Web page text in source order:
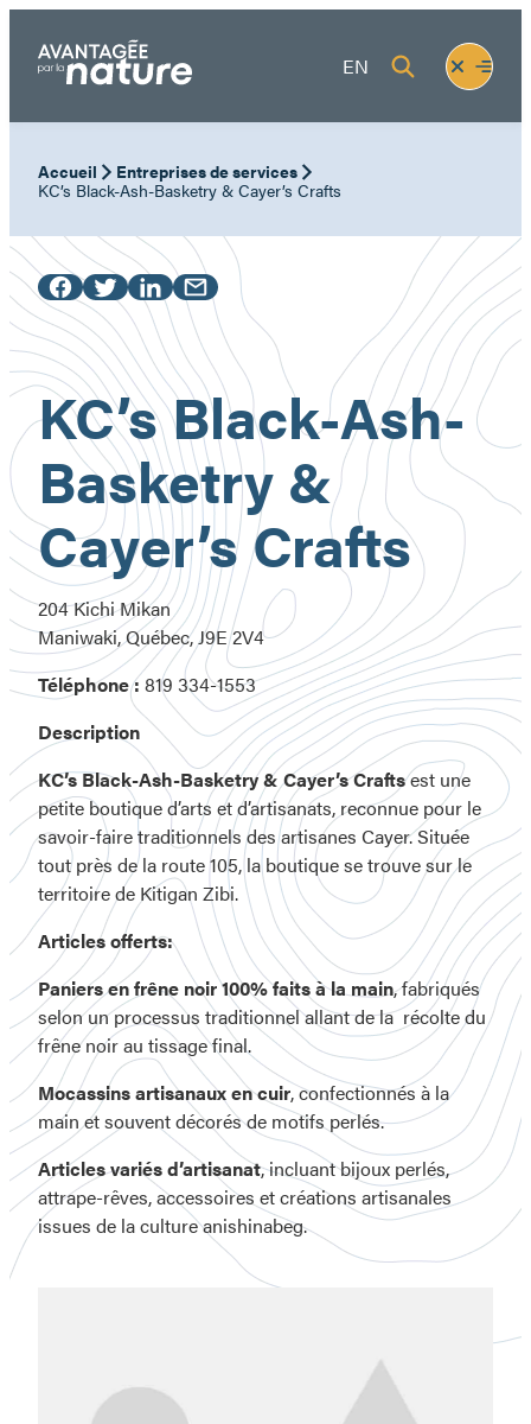
contenu
EN
Fermer
le
menu
Ouvrir
le
Accueil Entreprises de services
KC’s Black-Ash-Basketry & Cayer’s Crafts
KC’s Black-Ash-
Basketry &
Cayer’s Crafts
204 Kichi Mikan
Maniwaki, Québec, J9E 2V4
Téléphone :819 334-1553
Description
KC’s Black-Ash-Basketry & Cayer’s Craftsest une
petite boutique d’arts et d’artisanats, reconnue pour le
savoir-faire traditionnels des artisanes Cayer. Située
tout près de la route 105, la boutique se trouve sur le
territoire de Kitigan Zibi.
Articles offerts:
Paniers en frêne noir 100% faits à la main, fabriqués
selon un processus traditionnel allant de la récolte du
frêne noir au tissage final.
Mocassins artisanaux en cuir, confectionnés à la
main et souvent décorés de motifs perlés.
Articles variés d’artisanat, incluant bijoux perlés,
attrape-rêves, accessoires et créations artisanales
issues de la culture anishinabeg.